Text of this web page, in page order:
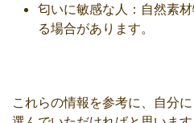
匂いに敏感な人：自然素
る場合があります。
これらの情報を参考に、自分